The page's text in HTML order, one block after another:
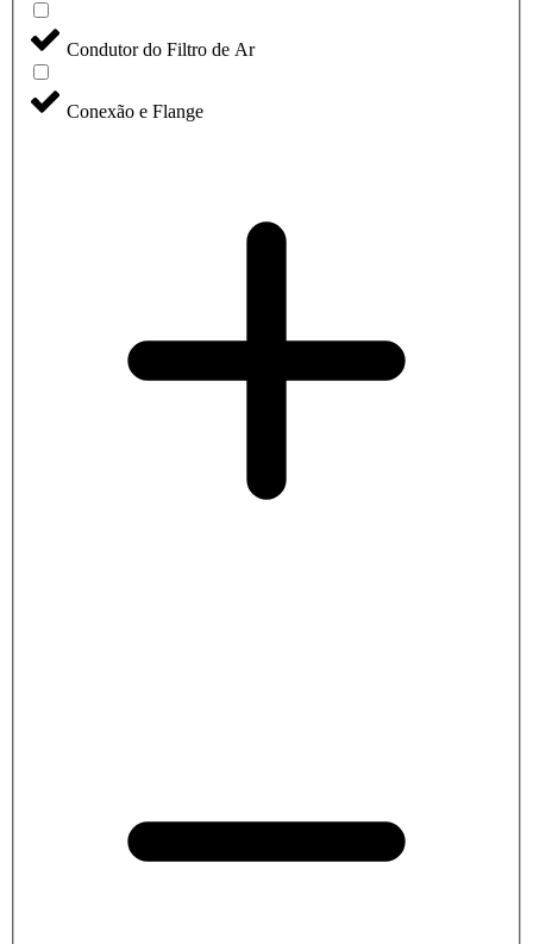
Condutor do Filtro de Ar
Conexão e Flange